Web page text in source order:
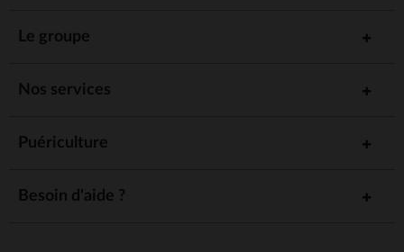
Le groupe
Nos services
Puériculture
Besoin d'aide ?